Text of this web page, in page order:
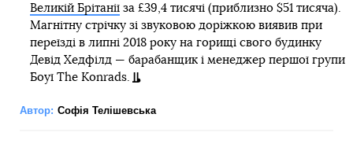
Великій Брітаніїза £39,4 тисячі (приблизно $51 тисяча).
Магнітну стрічку зі звуковою доріжкою виявив при
переїзді в липні 2018 року на горищі свого будинку
Девід Хедфілд — барабанщик і менеджер першої групи
Боуї The Konrads.
Автор: Софія Телішевська